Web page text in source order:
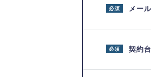
メー
必須
契約
必須